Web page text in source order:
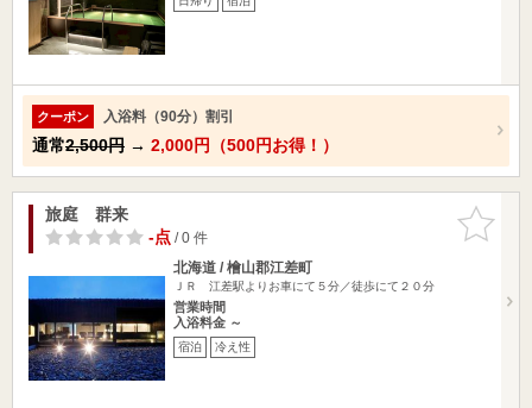
クーポン 入浴料（90分）割引
通常2,500円 → 2,000円（500円お得！）
お気に入
りに追加
旅庭 群来
-点/ 0 件
北海道 / 檜山郡江差町
ＪＲ 江差駅よりお車にて５分／徒歩にて２０分
営業時間
入浴料金 ～
宿泊 冷え性